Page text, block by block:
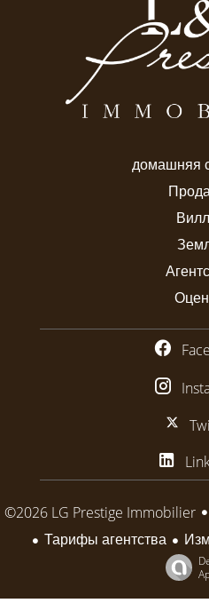
домашняя
©2026 LG Prestige Immobilier
Тарифы агентства